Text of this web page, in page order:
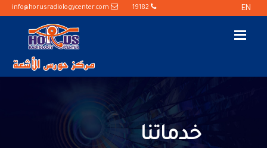
EN
19182
info@horusradiologycenter.com
خدماتنا